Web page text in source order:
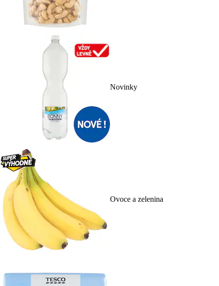
Novinky
Ovoce a zelenina